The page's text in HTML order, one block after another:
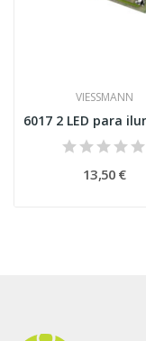
VIESSMANN
13,50 €